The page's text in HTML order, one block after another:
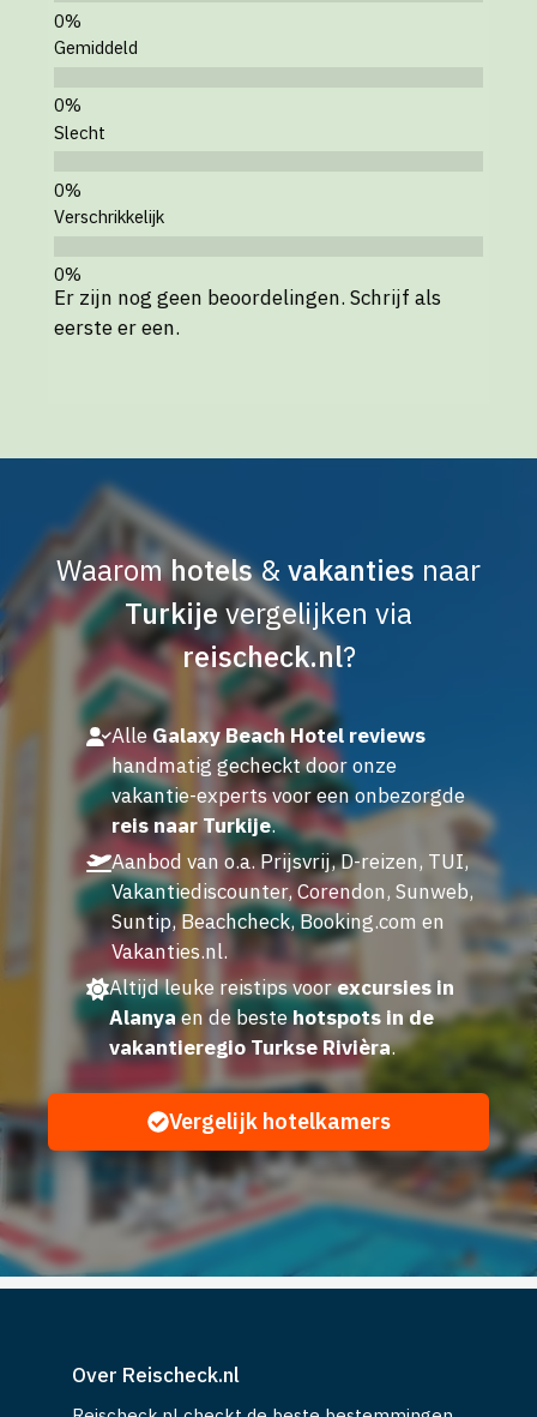
Gemiddeld
Slecht
Verschrikkelijk
Er zijn nog geen beoordelingen. Schrijf als
eerste er een.
Waaromhotels&vakanties naar
Turkije vergelijken via
reischeck.nl?
AlleGalaxy Beach Hotel reviews
handmatig gecheckt door onze
vakantie-experts voor een onbezorgde
reis naar Turkije.
Aanbod van o.a. Prijsvrij, D-reizen, TUI,
Vakantiediscounter, Corendon, Sunweb,
Suntip, Beachcheck, Booking.com en
Vakanties.nl.
Altijd leuke reistips voorexcursies in
Alanyaen de bestehotspots in de
vakantieregio Turkse Rivièra.
Vergelijk hotelkamers
Over Reischeck.nl